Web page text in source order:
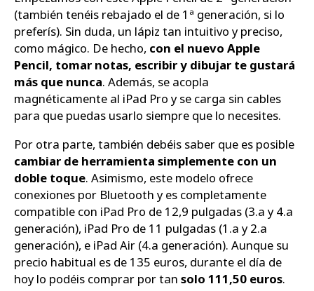
(también tenéis rebajado el de 1ª generación, si lo
preferís). Sin duda, un lápiz tan intuitivo y preciso,
como mágico. De hecho, con el nuevo Apple
Pencil, tomar notas, escribir y dibujar te gustará
más que nunca. Además, se acopla
magnéticamente al iPad Pro y se carga sin cables
para que puedas usarlo siempre que lo necesites.
Por otra parte, también debéis saber que es posible
cambiar de herramienta simplemente con un
doble toque. Asimismo, este modelo ofrece
conexiones por Bluetooth y es completamente
compatible con iPad Pro de 12,9 pulgadas (3.a y 4.a
generación), iPad Pro de 11 pulgadas (1.a y 2.a
generación), e iPad Air (4.a generación). Aunque su
precio habitual es de 135 euros, durante el día de
hoy lo podéis comprar por tan solo 111,50 euros.